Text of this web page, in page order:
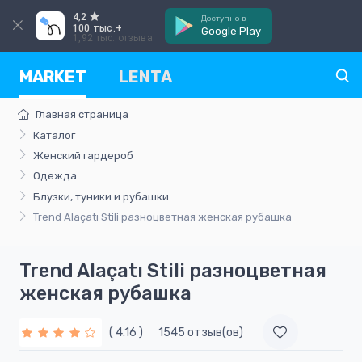
4,2
100 тыс.+
1,92 тыс. отзыва
Доступно в
Google Play
MARKET LENTA
Главная страница
Каталог
Женский гардероб
Одежда
Блузки, туники и рубашки
Trend Alaçatı Stili разноцветная женская рубашка
Trend Alaçatı Stili разноцветная
женская рубашка
( 4.16 ) 1545 отзыв(ов)